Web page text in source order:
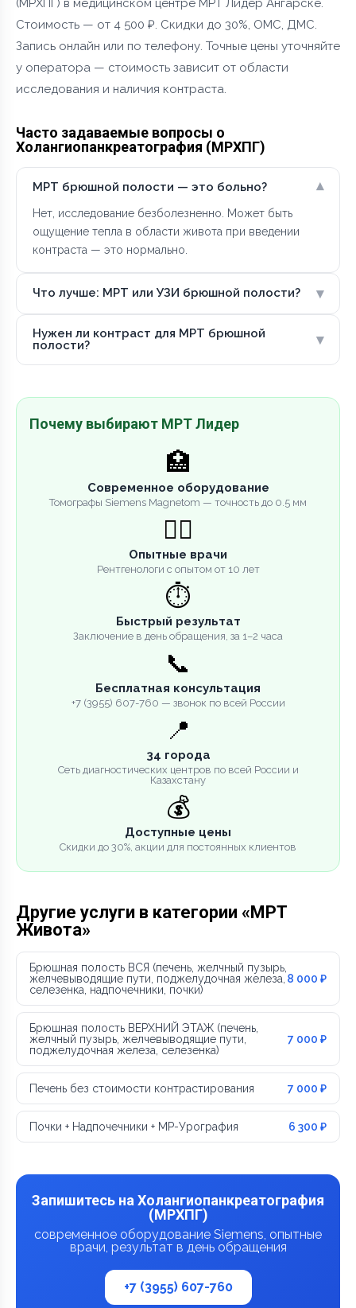
(МРХПГ) в медицинском центре МРТ Лидер Ангарске.
Стоимость — от 4 500 ₽. Скидки до 30%, ОМС, ДМС.
Запись онлайн или по телефону. Точные цены уточняйте
у оператора — стоимость зависит от области
исследования и наличия контраста.
Часто задаваемые вопросы о
Холангиопанкреатография (МРХПГ)
МРТ брюшной полости — это больно? ▾
Нет, исследование безболезненно. Может быть
ощущение тепла в области живота при введении
контраста — это нормально.
Что лучше: МРТ или УЗИ брюшной полости? ▾
Нужен ли контраст для МРТ брюшной
полости?
▾
Почему выбирают МРТ Лидер
🏥
Современное оборудование
Томографы Siemens Magnetom — точность до 0.5 мм
👨‍⚕️
Опытные врачи
Рентгенологи с опытом от 10 лет
⏱️
Быстрый результат
Заключение в день обращения, за 1–2 часа
📞
Бесплатная консультация
+7 (3955) 607-760 — звонок по всей России
📍
34 города
Сеть диагностических центров по всей России и
Казахстану
💰
Доступные цены
Скидки до 30%, акции для постоянных клиентов
Другие услуги в категории «МРТ
Живота»
Брюшная полость ВСЯ (печень, желчный пузырь,
желчевыводящие пути, поджелудочная железа,
селезенка, надпочечники, почки)
8 000 ₽
Брюшная полость ВЕРХНИЙ ЭТАЖ (печень,
желчный пузырь, желчевыводящие пути,
поджелудочная железа, селезенка)
7 000 ₽
Печень без стоимости контрастирования 7 000 ₽
Почки + Надпочечники + МР-Урография 6 300 ₽
Запишитесь на Холангиопанкреатография
(МРХПГ)
современное оборудование Siemens, опытные
врачи, результат в день обращения
+7 (3955) 607-760